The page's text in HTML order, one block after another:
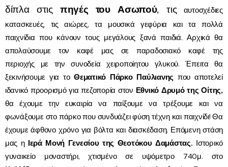
δίπλα στις πηγές του Ασωπού, τις αυτοσχέδιες
κατασκευές, τις αιώρες, τα μουσικά γεφύρια και τα πολλά
παιχνίδια που κάνουν τους μεγάλους ξανά παιδιά. Αρχικά θα
απολαύσουμε τον καφέ μας σε παραδοσιακό καφέ της
περιοχής
με την συνοδεία χειροποίητου γλυκού. Έπειτα θα
ξεκινήσουμε για τοΘεματικό Πάρκο Παύλιανης που αποτελεί
ιδανικό προορισμό για πεζοπορία στον Εθνικό Δρυμό της Οίτης,
θα έχουμε την ευκαιρία να παίξουμε να τρέξουμε και να
φωνάξουμε στο πάρκο που συνδυάζει φύση τέχνη και παιχνίδι! Θα
έχουμε άφθονο χρόνο για βόλτα και διασκέδαση. Επόμενη στάση
μας η Ιερά Μονή Γενεσίου της Θεοτόκου Δαμάστας. Ιστορικό
γυναικείο μοναστήρι, χτισμένο σε υψόμετρο 740μ. στο